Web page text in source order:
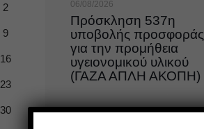
06/08/2026
Πρόσκληση 537η
υποβολής προσφοράς
για την προμήθεια
υγειονομικού υλικού
(ΓΑΖΑ ΑΠΛΗ ΑΚΟΠΗ)
Περισσότερα
2
9
16
23
30